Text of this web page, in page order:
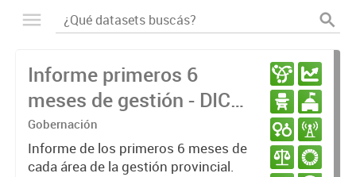
Informe primeros 6
meses de gestión - DIC
23 / JUN 24
Gobernación
Informe de los primeros 6 meses de
cada área de la gestión provincial.